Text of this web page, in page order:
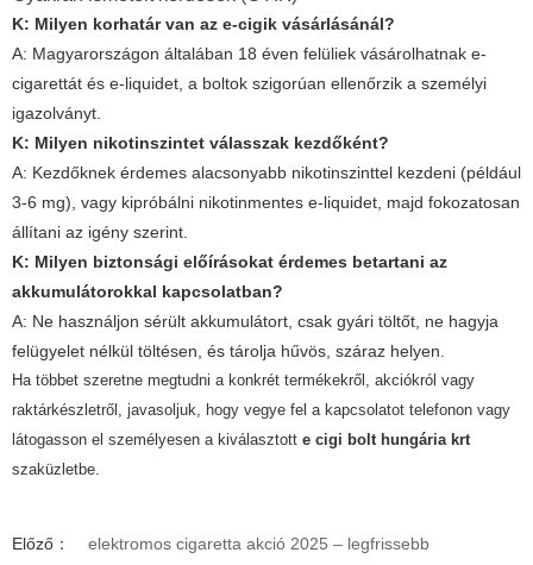
K: Milyen korhatár van az e-cigik vásárlásánál?
A: Magyarországon általában 18 éven felüliek vásárolhatnak e-
cigarettát és e-liquidet, a boltok szigorúan ellenőrzik a személyi
igazolványt.
K: Milyen nikotinszintet válasszak kezdőként?
A: Kezdőknek érdemes alacsonyabb nikotinszinttel kezdeni (például
3-6 mg), vagy kipróbálni nikotinmentes e-liquidet, majd fokozatosan
állítani az igény szerint.
K: Milyen biztonsági előírásokat érdemes betartani az
akkumulátorokkal kapcsolatban?
A: Ne használjon sérült akkumulátort, csak gyári töltőt, ne hagyja
felügyelet nélkül töltésen, és tárolja hűvös, száraz helyen.
Ha többet szeretne megtudni a konkrét termékekről, akciókról vagy
raktárkészletről, javasoljuk, hogy vegye fel a kapcsolatot telefonon vagy
látogasson el személyesen a kiválasztott e cigi bolt hungária krt
szaküzletbe.
Előző：
elektromos cigaretta akció 2025 – legfrissebb